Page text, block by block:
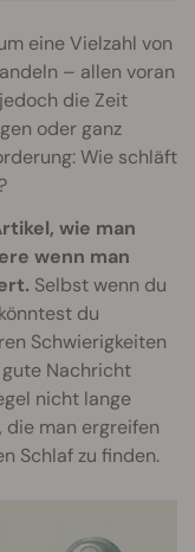
eine Vielzahl von
– allen voran
die Zeit
oder ganz
Wie schläft
wie man
wenn man
Selbst wenn du
du
Schwierigkeiten
gute Nachricht
nicht lange
man ergreifen
Schlaf zu finden.